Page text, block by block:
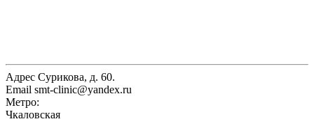
Адрес Сурикова, д. 60.
Email smt-clinic@yandex.ru
Метро:
Чкаловская